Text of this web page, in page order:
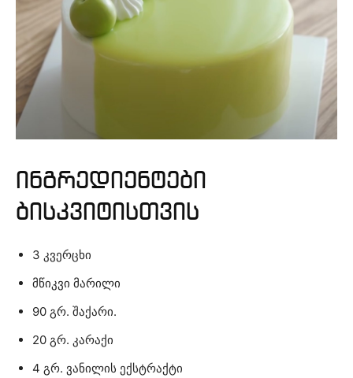
ინგრედიენტები
ბისკვიტისთვის
3 კვერცხი
მწიკვი მარილი
90 გრ. შაქარი.
20 გრ. კარაქი
4 გრ. ვანილის ექსტრაქტი